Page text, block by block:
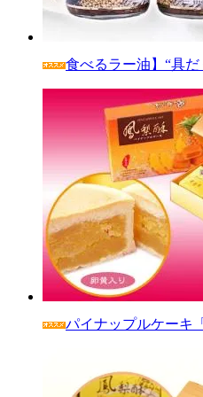
食べるラー油】“具
パイナップルケーキ